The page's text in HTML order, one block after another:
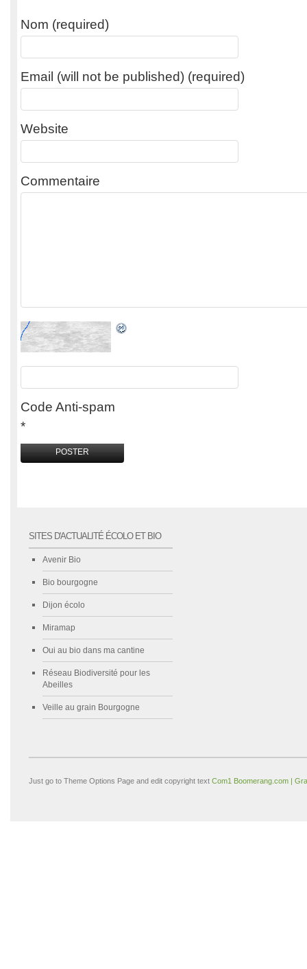
Nom (required)
Email (will not be published) (required)
Website
Commentaire
Code Anti-spam
*
SITES D'ACTUALITÉ ÉCOLO ET BIO
Avenir Bio
Bio bourgogne
Dijon écolo
Miramap
Oui au bio dans ma cantine
Réseau Biodiversité pour les
Abeilles
Veille au grain Bourgogne
Just go to Theme Options Page and edit copyright text Com1 Boomerang.com |